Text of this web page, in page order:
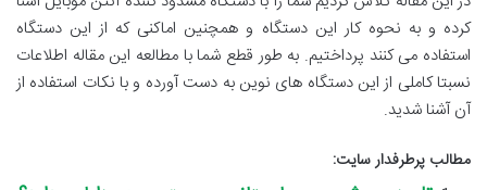
کرده و به نحوه کار این دستگاه و همچنین اماکنی که از این دستگاه
استفاده می کنند پرداختیم. به طور قطع شما با مطالعه این مقاله اطلاعات
نسبتا کاملی از این دستگاه های نوین به دست آورده و با نکات استفاده از
آن آشنا شدید.
مطالب پرطرفدار سایت: